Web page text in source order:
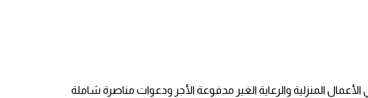
المنزلية والرعاية الغير مدفوعة الأجر ودعوات مناصرة شاملة